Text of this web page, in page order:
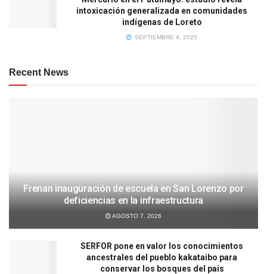
intoxicación generalizada en comunidades
indígenas de Loreto
SEPTIEMBRE 4, 2025
Recent News
Frenan inauguración de escuela en San Lorenzo por
deficiencias en la infraestructura
AGOSTO 7, 2026
SERFOR pone en valor los conocimientos
ancestrales del pueblo kakataibo para
conservar los bosques del país